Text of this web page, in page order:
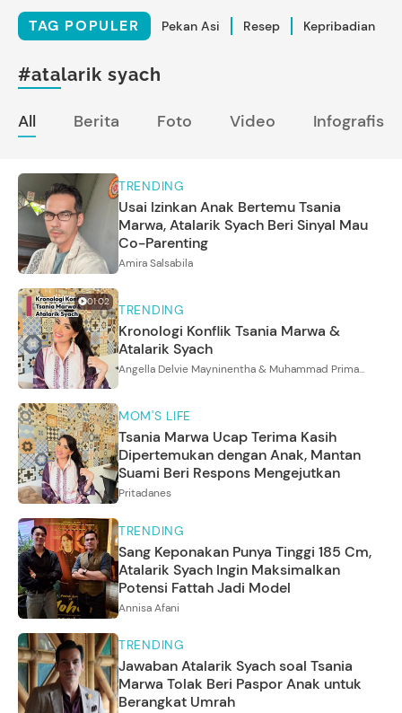
TAG POPULER Pekan Asi Resep Kepribadian
#atalarik syach
All Berita Foto Video Infografis
TRENDING
Usai Izinkan Anak Bertemu Tsania
Marwa, Atalarik Syach Beri Sinyal Mau
Co-Parenting
Amira Salsabila
01:02 TRENDING
Kronologi Konflik Tsania Marwa &
Atalarik Syach
Angella Delvie Mayninentha & Muhammad Prima
MOM'S LIFE
Tsania Marwa Ucap Terima Kasih
Dipertemukan dengan Anak, Mantan
Suami Beri Respons Mengejutkan
Pritadanes
TRENDING
Sang Keponakan Punya Tinggi 185 Cm,
Atalarik Syach Ingin Maksimalkan
Potensi Fattah Jadi Model
Annisa Afani
TRENDING
Jawaban Atalarik Syach soal Tsania
Marwa Tolak Beri Paspor Anak untuk
Berangkat Umrah